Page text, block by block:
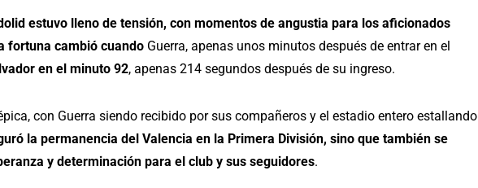
estuvo lleno de tensión, con momentos de angustia para los aficionados
fortuna cambió cuando Guerra, apenas unos minutos después de entrar en el
en el minuto 92, apenas 214 segundos después de su ingreso.
con Guerra siendo recibido por sus compañeros y el estadio entero estallando
la permanencia del Valencia en la Primera División, sino que también se
y determinación para el club y sus seguidores.